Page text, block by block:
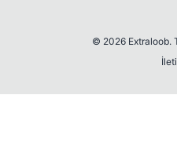
© 2026 Extraloob.